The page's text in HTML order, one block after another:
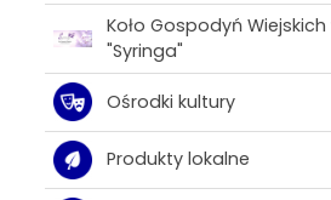
Koło Gospodyń
"Syringa"
Ośrodki kultury
Produkty lokalne